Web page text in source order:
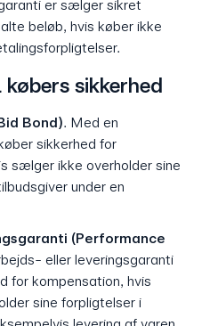
er sælger sikret
beløb, hvis køber ikke
sikkerhed
Bond). Med en
sikkerhed for
sælger ikke overholder sine
under en
(Performance
eller leveringsgaranti
for kompensation, hvis
sine forpligtelser i